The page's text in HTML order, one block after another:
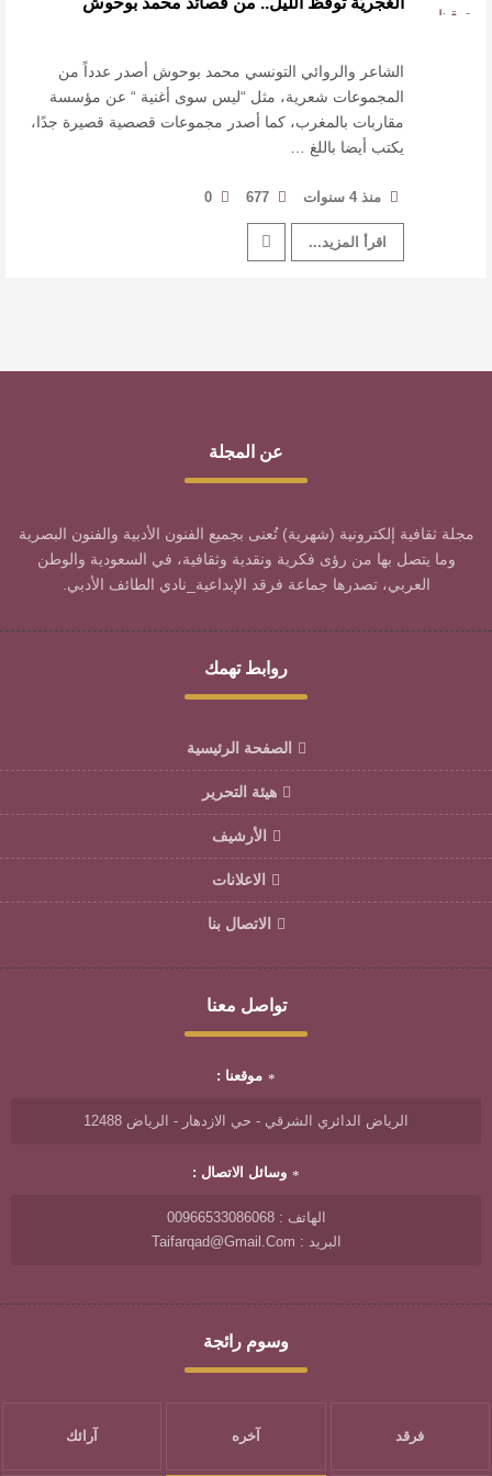
القيمة الأدبية بين استحقاق النص وسلطة الجائزة
​ اللون الأحمر وشاح سردية الأدب وسر رمزية
النصوص
الشاعر والروائي التونسي محمد بوحوش أصدر عدداً من
المجموعات شعرية، مثل “ليس سوى أغنية “ عن مؤسسة
مقاربات بالمغرب، كما أصدر مجموعات قصصية قصيرة جدًا،
يكتب أيضا باللغ …
منذ 4 سنوات 677
0
اقرأ المزيد...
عن المجلة
مجلة ثقافية إلكترونية (شهرية) تُعنى بجميع الفنون الأدبية والفنون البصرية
وما يتصل بها من رؤى فكرية ونقدية وثقافية، في السعودية والوطن
العربي، تصدرها جماعة فرقد الإبداعية_نادي الطائف الأدبي.
روابط تهمك
الصفحة الرئيسية
هيئة التحرير
الأرشيف
الاعلانات
الاتصال بنا
تواصل معنا
موقعنا :
الرياض الدائري الشرقي - حي الازدهار - الرياض 12488
وسائل الاتصال :
الهاتف : 00966533086068
البريد : Taifarqad@gmail.com
وسوم رائجة
فرقد آخره آرائك